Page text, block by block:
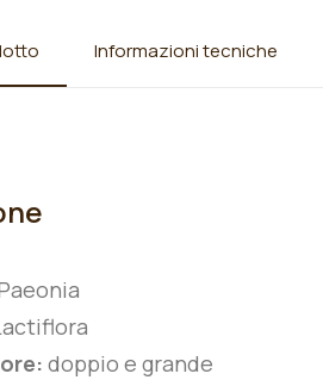
Informazioni tecniche
actiflora
doppio e grande